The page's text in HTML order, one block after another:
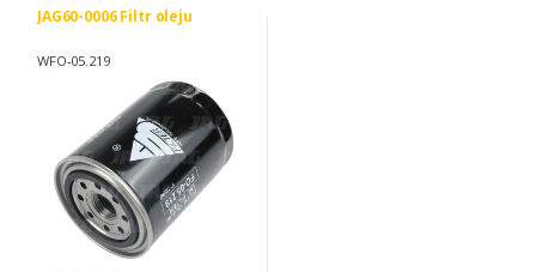
JAG60-0006 Filtr oleju
WFO-05.219